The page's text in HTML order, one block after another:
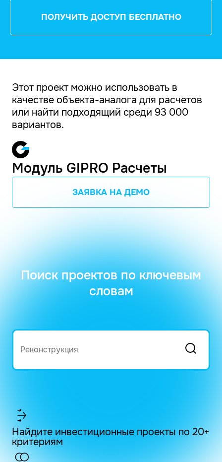
ПОЛУЧИТЬ ДОСТУП БЕСПЛАТНО
Этот проект можно использовать в
качестве объекта-аналога для расчетов
или найти подходящий среди 93 000
вариантов.
Модуль GIPRO Расчеты
ЗАЯВКА НА ДЕМО
Поиск проектов по ключевым
словам
Найдите инвестиционные проекты по 20+
критериям